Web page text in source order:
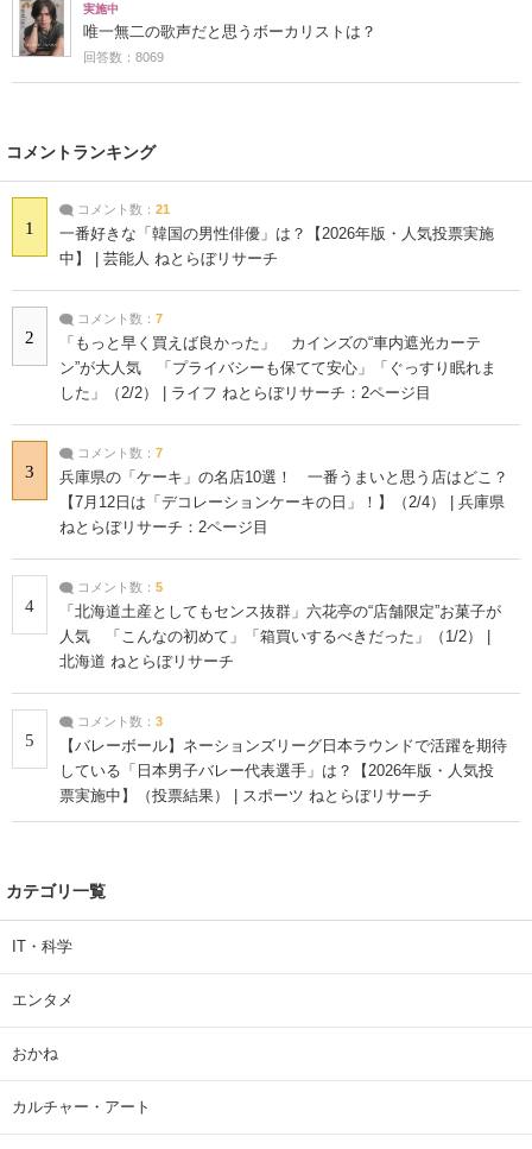
実施中
唯一無二の歌声だと思うボーカリストは？
回答数：8069
コメントランキング
1
コメント数： 21
一番好きな「韓国の男性俳優」は？【2026年版・人気投票実施
中】 | 芸能人 ねとらぼリサーチ
2
コメント数： 7
「もっと早く買えば良かった」 カインズの“車内遮光カーテ
ン”が大人気 「プライバシーも保てて安心」「ぐっすり眠れま
した」（2/2） | ライフ ねとらぼリサーチ：2ページ目
3
コメント数： 7
兵庫県の「ケーキ」の名店10選！ 一番うまいと思う店はどこ？
【7月12日は「デコレーションケーキの日」！】（2/4） | 兵庫県
ねとらぼリサーチ：2ページ目
4
コメント数： 5
「北海道土産としてもセンス抜群」六花亭の“店舗限定”お菓子が
人気 「こんなの初めて」「箱買いするべきだった」（1/2） |
北海道 ねとらぼリサーチ
5
コメント数： 3
【バレーボール】ネーションズリーグ日本ラウンドで活躍を期待
している「日本男子バレー代表選手」は？【2026年版・人気投
票実施中】（投票結果） | スポーツ ねとらぼリサーチ
カテゴリ一覧
IT・科学
エンタメ
おかね
カルチャー・アート